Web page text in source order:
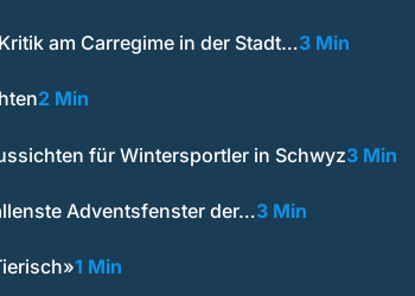
am Carregime in der Stadt…3 Min
2 Min
für Wintersportler in Schwyz3 Min
Adventsfenster der…3 Min
1 Min